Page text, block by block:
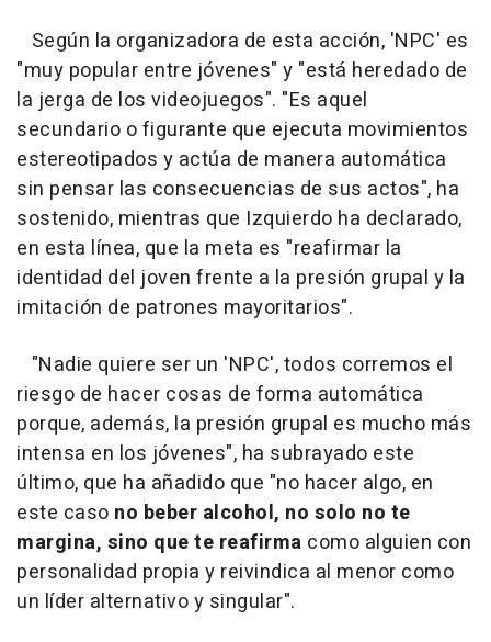
Según la organizadora de esta acción, 'NPC' es
"muy popular entre jóvenes" y "está heredado de
la jerga de los videojuegos". "Es aquel
secundario o figurante que ejecuta movimientos
estereotipados y actúa de manera automática
sin pensar las consecuencias de sus actos", ha
sostenido, mientras que Izquierdo ha declarado,
en esta línea, que la meta es "reafirmar la
identidad del joven frente a la presión grupal y la
imitación de patrones mayoritarios".
"Nadie quiere ser un 'NPC', todos corremos el
riesgo de hacer cosas de forma automática
porque, además, la presión grupal es mucho más
intensa en los jóvenes", ha subrayado este
último, que ha añadido que "no hacer algo, en
este caso no beber alcohol, no solo no te
margina, sino que te reafirma como alguien con
personalidad propia y reivindica al menor como
un líder alternativo y singular".